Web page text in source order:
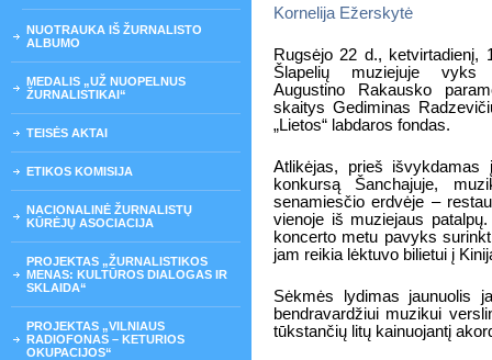
NUOTRAUKA IŠ ŽURNALISTO
ALBUMO
MEDALIS „UŽ NUOPELNUS
ŽURNALISTIKAI“
TEISĖS AKTAI
ETIKOS KOMISIJA
NACIONALINĖ ŽURNALISTŲ
KŪRĖJŲ ASOCIACIJA
PROJEKTAS „ŽURNALISTIKOS
MENAS: KULTŪROS DIALOGAS IR
SKLAIDA“
PROJEKTAS „VILNIAUS
RADIOFONAS – KETURIOS
OKUPACIJOS“
Kornelija Ežerskytė
Rugsėjo 22 d., ketvirtadienį,
Šlapelių muziejuje vyks
Augustino Rakausko
skaitys Gediminas
„Lietos“ labdaros fondas.
Atlikėjas, prieš išvykdamas
konkursą Šanchajuje,
senamiesčio erdvėje –
vienoje iš muziejaus
koncerto metu pavyks
jam reikia lėktuvo bilietui į
Sėkmės lydimas jaunuolis
bendravardžiui muzikui
tūkstančių litų kainuojantį